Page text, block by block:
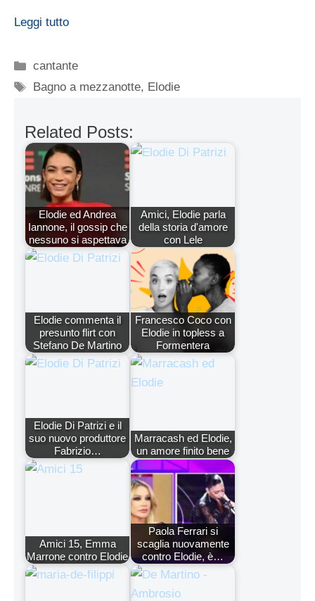
Leggi tutto
Categorie
cantante
Tag
Bagno a mezzanotte, Elodie
Related Posts:
Elodie ed Andrea
Iannone, il gossip che
nessuno si aspettava
Amici, Elodie parla
della storia d'amore
con Lele
Elodie commenta il
presunto flirt con
Stefano De Martino
Francesco Coco con
Elodie in topless a
Formentera
Elodie Di Patrizi e il
suo nuovo produttore
Fabrizio…
Marracash ed Elodie,
un amore finito bene
Amici 15, Emma
Marrone contro Elodie
Paola Ferrari si
scaglia nuovamente
contro Elodie, è…